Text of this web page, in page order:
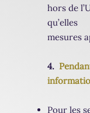
hors de
qu’elles
mesures
4.
Pour les